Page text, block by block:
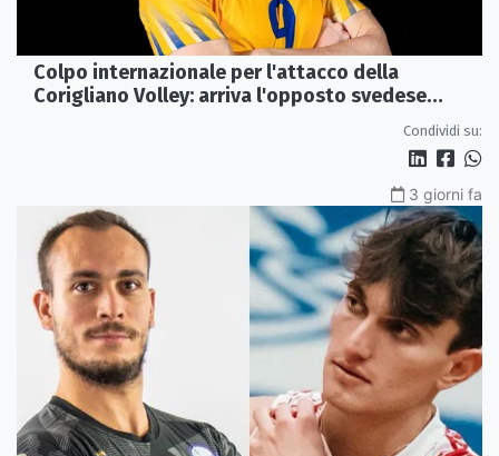
Colpo internazionale per l'attacco della
Corigliano Volley: arriva l'opposto svedese
Condividi su:
3 giorni fa